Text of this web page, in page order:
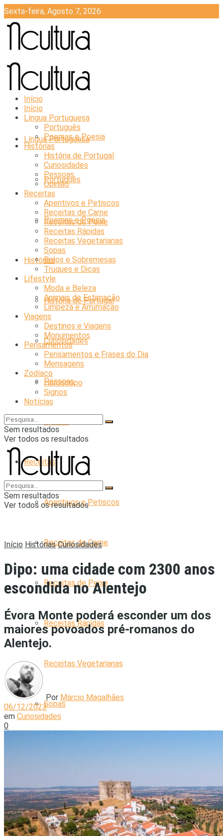
Sexta-feira, Agosto 7, 2026
Início
Língua Portuguesa
Português
Poemas e Poesia
Histórias
História de Portugal
Curiosidades
Pessoas
Receitas
Aperitivos e Petiscos
Receitas de Carne
Receitas de Peixe
Receitas Rápidas
Receitas Vegetarianas
Sopas
Truques e Dicas
Lifestyle
Início
Língua Portuguesa
Português
Poemas e Poesia
Histórias
História de Portugal
Curiosidades
Pessoas
Opinião
Receitas
Aperitivos e Petiscos
Receitas de Carne
Receitas de Peixe
Receitas Rápidas
Receitas Vegetarianas
Sopas
Bolos e Sobremesas
Truques e Dicas
Lifestyle
Moda e Beleza
Animais de Estimação
Limpeza e Arrumação
Viagens
Destinos e Viagens
Monumentos
Pensamentos
Pensamentos e Frases do Dia
Mensagens
Zodíaco
Horóscopo
Signos
Notícias
Sem resultados
Ver todos os resultados
Sem resultados
Ver todos os resultados
Início Histórias Curiosidades
Dipo: uma cidade com 2300 anos
escondida no Alentejo
Évora Monte poderá esconder um dos
maiores povoados pré-romanos do
Alentejo.
Por Márcio Magalhães
06/12/2023
em Curiosidades
0